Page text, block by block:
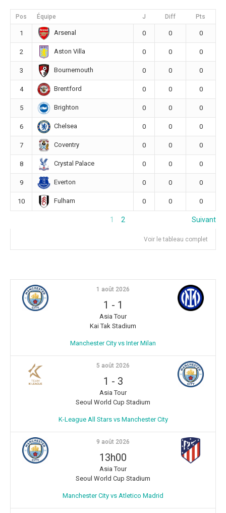
Pos Équipe J Diff Pts
1 Arsenal 0 0 0
2 Aston Villa 0 0 0
3 Bournemouth 0 0 0
4 Brentford 0 0 0
5 Brighton 0 0 0
6 Chelsea 0 0 0
7 Coventry 0 0 0
8 Crystal Palace 0 0 0
9 Everton 0 0 0
10 Fulham 0 0 0
1 2 Suivant
Voir le tableau complet
1 août 2026
1 - 1
Asia Tour
Kai Tak Stadium
Manchester City vs Inter Milan
5 août 2026
1 - 3
Asia Tour
Seoul World Cup Stadium
K-League All Stars vs Manchester City
9 août 2026
13h00
Asia Tour
Seoul World Cup Stadium
Manchester City vs Atletico Madrid